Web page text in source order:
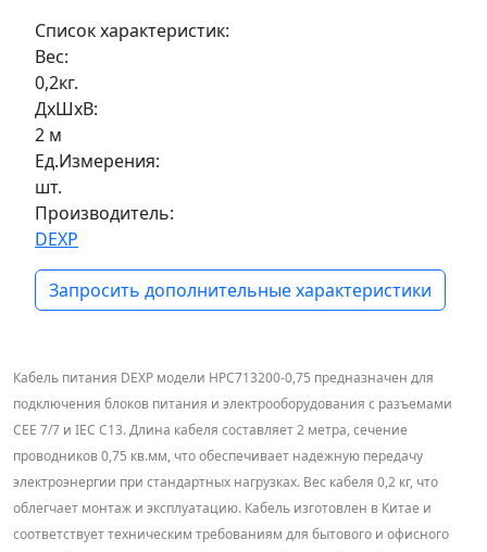
Список характеристик:
Вес:
0,2кг.
ДxШxВ:
2 м
Ед.Измерения:
шт.
Производитель:
DEXP
Запросить дополнительные характеристики
Кабель питания DEXP модели HPC713200-0,75 предназначен для
подключения блоков питания и электрооборудования с разъемами
CEE 7/7 и IEC C13. Длина кабеля составляет 2 метра, сечение
проводников 0,75 кв.мм, что обеспечивает надежную передачу
электроэнергии при стандартных нагрузках. Вес кабеля 0,2 кг, что
облегчает монтаж и эксплуатацию. Кабель изготовлен в Китае и
соответствует техническим требованиям для бытового и офисного